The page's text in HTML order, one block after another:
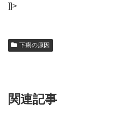
]]>
下痢の原因
関連記事